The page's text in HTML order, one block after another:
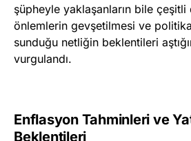
şüpheyle yaklaşanların bile
önlemlerin gevşetilmesi ve politika
sunduğu netliğin beklentileri
vurgulandı.
Enflasyon Tahminleri ve
Beklentileri